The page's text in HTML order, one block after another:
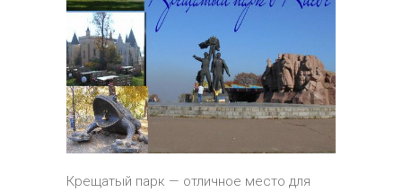
Крещатый парк — отличное место для